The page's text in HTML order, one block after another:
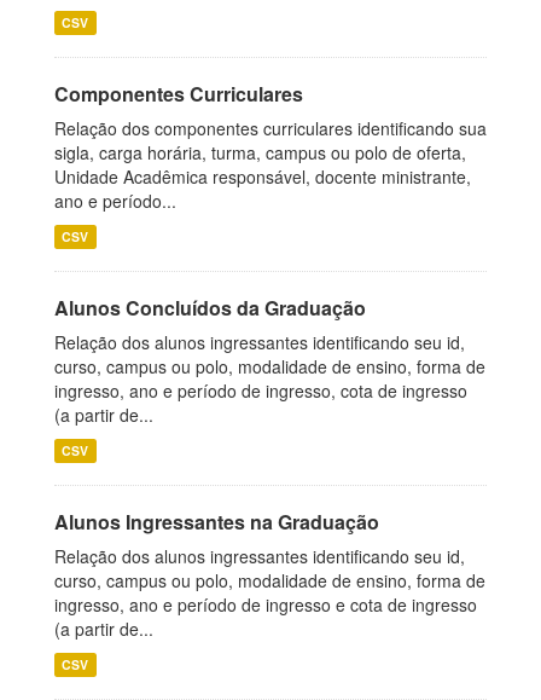
CSV
Componentes Curriculares
Relação dos componentes curriculares identificando sua
sigla, carga horária, turma, campus ou polo de oferta,
Unidade Acadêmica responsável, docente ministrante,
ano e período...
CSV
Alunos Concluídos da Graduação
Relação dos alunos ingressantes identificando seu id,
curso, campus ou polo, modalidade de ensino, forma de
ingresso, ano e período de ingresso, cota de ingresso
(a partir de...
CSV
Alunos Ingressantes na Graduação
Relação dos alunos ingressantes identificando seu id,
curso, campus ou polo, modalidade de ensino, forma de
ingresso, ano e período de ingresso e cota de ingresso
(a partir de...
CSV